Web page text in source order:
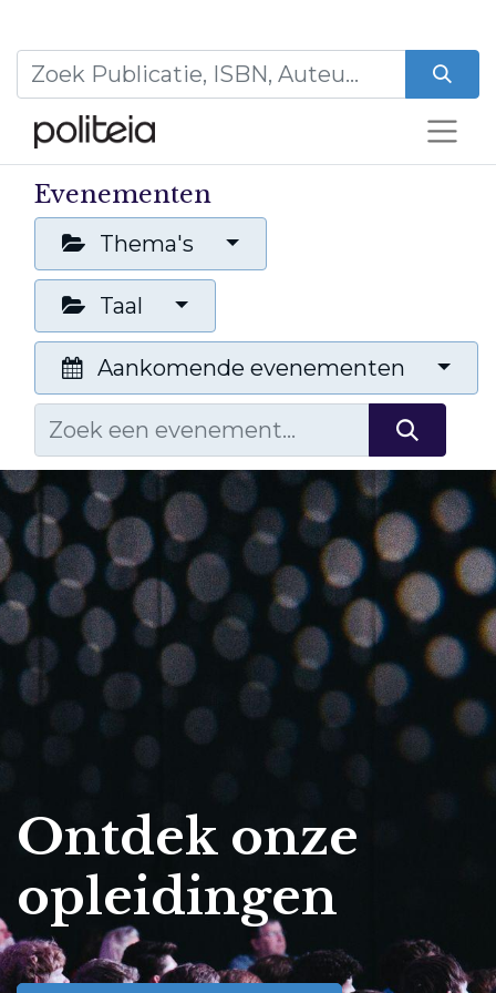
Evenementen
Thema's
Taal
Aankomende evenementen
Ontdek onze
opleidingen